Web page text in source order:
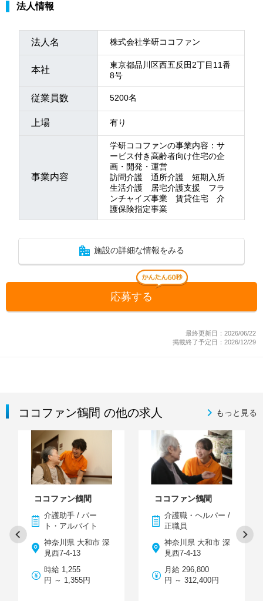
法人情報
法人名 株式会社学研ココファン
本社
東京都品川区西五反田2丁目11番
8号
従業員数 5200名
上場 有り
事業内容
学研ココファンの事業内容：サ
ービス付き高齢者向け住宅の企
画・開発・運営
訪問介護 通所介護 短期入所
生活介護 居宅介護支援 フラ
ンチャイズ事業 賃貸住宅 介
護保険指定事業
施設の詳細な情報をみる
応募する
最終更新日：2026/06/22
掲載終了予定日：2026/12/29
ココファン鶴間 の他の求人 もっと見る
ココファン鶴間
介護助手 / パー
ト・アルバイト
神奈川県 大和市 深
見西7-4-13
時給 1,255
円 ～ 1,355円
ココファン鶴間
介護職・ヘルパー /
正職員
神奈川県 大和市 深
見西7-4-13
月給 296,800
円 ～ 312,400円